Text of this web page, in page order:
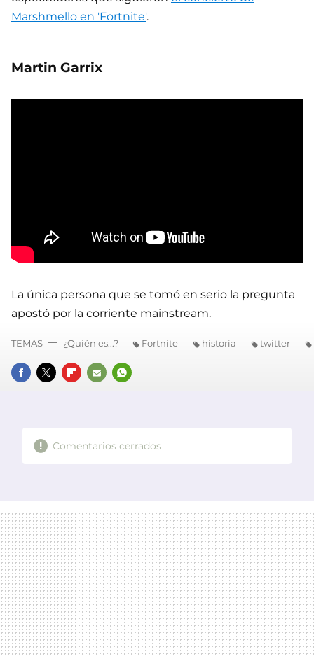
Marshmello en 'Fortnite'.
Martin Garrix
La única persona que se tomó en serio la pregunta
apostó por la corriente mainstream.
FACEBOOK
TWITTERFLIPBOARD
E-
WHATSAPP
TEMAS ¿Quién es...? Fortnite historia twitter
Comentarios cerrados